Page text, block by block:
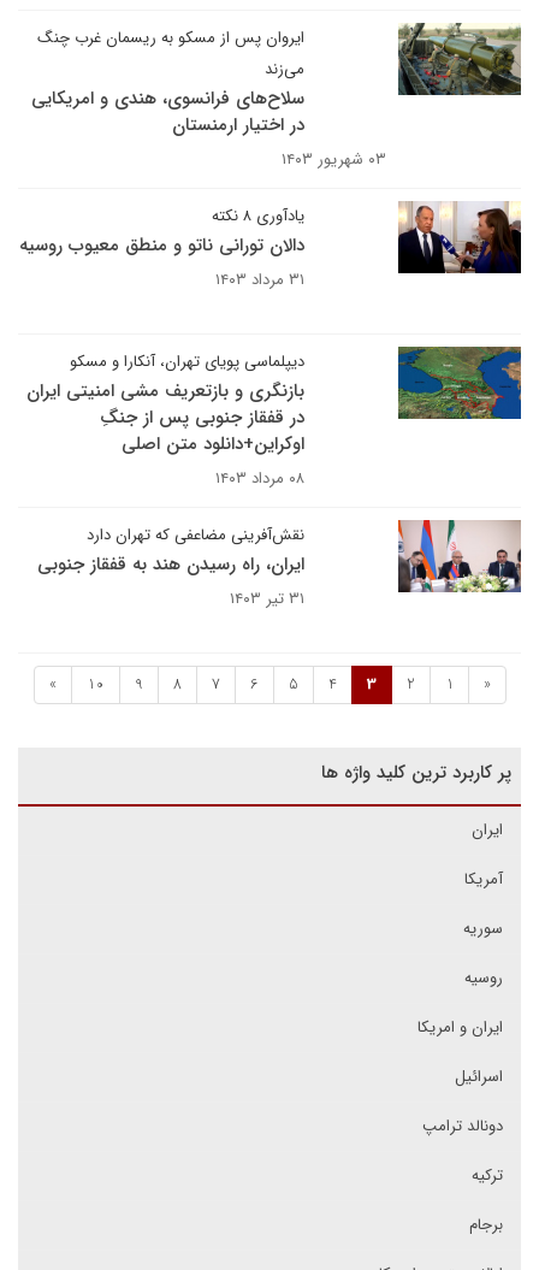
ایروان پس از مسکو به ریسمان غرب چنگ
می‌زند
سلاح‌های فرانسوی، هندی و امریکایی
در اختیار ارمنستان
۰۳ شهریور ۱۴۰۳
یادآوری ۸ نکته
دالان تورانی ناتو و منطق معیوب روسیه
۳۱ مرداد ۱۴۰۳
دیپلماسی پویای تهران، آنکارا و مسکو
بازنگری و بازتعریف مشی امنیتی ایران
در قفقاز جنوبی پس از جنگِ‌
اوکراین+دانلود متن اصلی
۰۸ مرداد ۱۴۰۳
نقش‌آفرینی مضاعفی که تهران دارد
ایران، راه رسیدن هند به قفقاز جنوبی
۳۱ تیر ۱۴۰۳
«
1
2
3
4
5
6
7
8
9
10
»
پر کاربرد ترین کلید واژه ها
ایران
آمریکا
سوریه
روسیه
ایران و امریکا
اسرائیل
دونالد ترامپ
ترکیه
برجام